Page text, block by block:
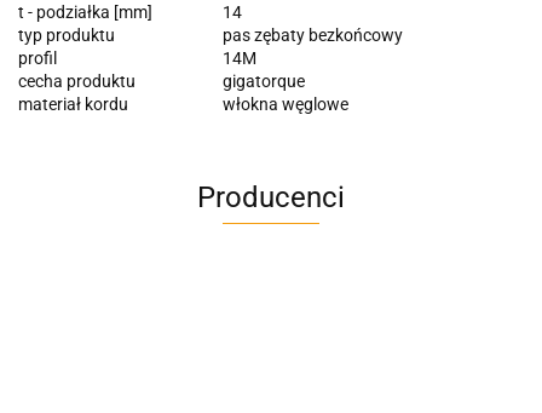
t - podziałka [mm]
14
typ produktu
pas zębaty bezkońcowy
profil
14M
cecha produktu
gigatorque
materiał kordu
włokna węglowe
Producenci